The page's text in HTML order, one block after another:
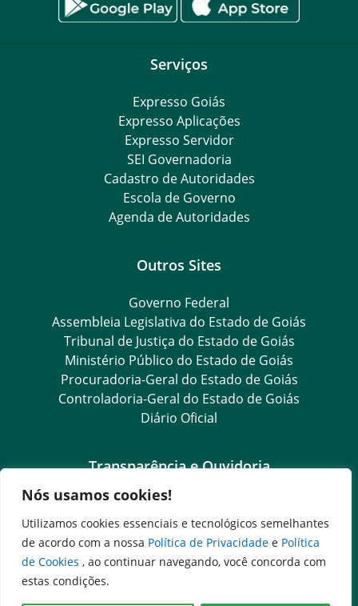
Nós usamos cookies!
Utilizamos cookies essenciais e tecnológicos semelhantes
de acordo com a nossa Política de Privacidade e Política
de Cookies , ao continuar navegando, você concorda com
estas condições.
Serviços
Expresso Goiás
Expresso Aplicações
Expresso Servidor
SEI Governadoria
Cadastro de Autoridades
Escola de Governo
Agenda de Autoridades
Outros Sites
Governo Federal
Assembleia Legislativa do Estado de Goiás
Tribunal de Justiça do Estado de Goiás
Ministério Público do Estado de Goiás
Procuradoria-Geral do Estado de Goiás
Controladoria-Geral do Estado de Goiás
Diário Oficial
Transparência e Ouvidoria
LGPD
Goiás Transparência
Dados Abertos Goiás
e-SIC
SIC – Serviço de Informação ao Cidadão
Ouvidoria Setorial (Expresso)